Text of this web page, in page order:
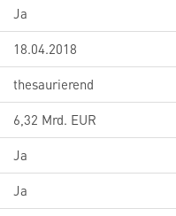
Ja
18.04.2018
thesaurierend
6,32 Mrd. EUR
Ja
Ja